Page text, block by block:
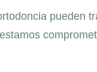
pueden